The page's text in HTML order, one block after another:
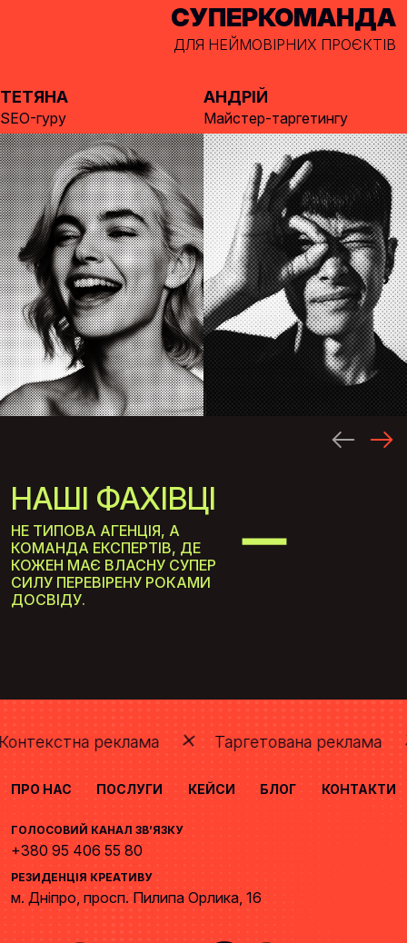
СУПЕРКОМАНДА
ДЛЯ НЕЙМОВІРНИХ ПРОЄКТІВ
ТЕТЯНА
SEO-гуру
АНДРІЙ
Майстер-таргетингу
НАШІ ФАХІВЦІ
НЕ ТИПОВА АГЕНЦІЯ, А
КОМАНДА ЕКСПЕРТІВ, ДЕ
КОЖЕН МАЄ ВЛАСНУ СУПЕР
С ИЛУ ПЕРЕВІРЕНУ РОКАМИ
ДОСВІДУ.
реклама Таргетована реклама
ГОЛОСОВИЙ КАНАЛ ЗВ’ЯЗКУ
+380 95 406 55 80
РЕЗИДЕНЦІЯ КРЕАТИВУ
м. Дніпро, просп. Пилипа Орлика, 16
ПРО НАС ПОСЛУГИ КЕЙСИ БЛОГ КОНТАКТИ